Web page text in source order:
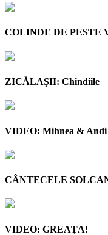
COLINDE DE PESTE
ZICĂLAŞII: Chindiile
VIDEO: Mihnea & Andi
CÂNTECELE
VIDEO: GREAŢA!